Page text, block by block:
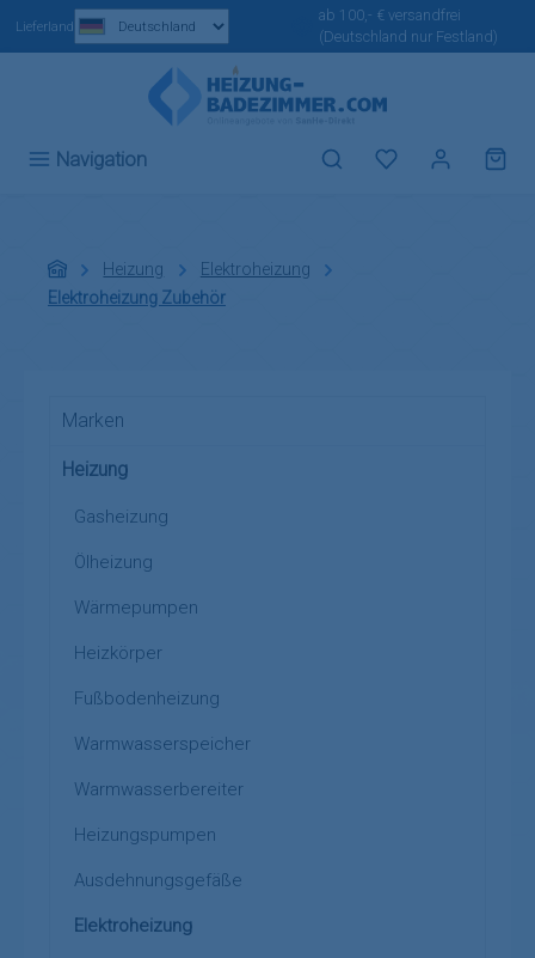
Zum Hauptinhalt springen
Lieferland
ab 100,- € versandfrei
(Deutschland nur Festland)
Navigation Du hast 0
Heizung
Elektroheizung
Elektroheizung Zubehör
Marken
Heizung
Gasheizung
Ölheizung
Wärmepumpen
Heizkörper
Fußbodenheizung
Warmwasserspeicher
Warmwasserbereiter
Heizungspumpen
Ausdehnungsgefäße
Elektroheizung